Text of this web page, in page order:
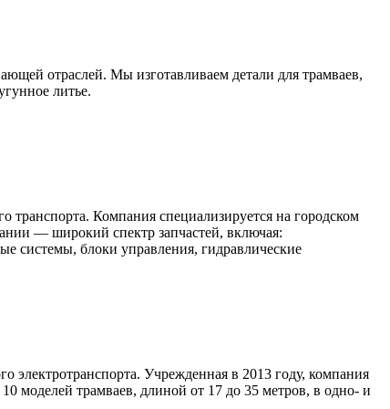
отраслей. Мы изготавливаем детали для трамваев,
литье.
транспорта. Компания специализируется на городском
— широкий спектр запчастей, включая:
системы, блоки управления, гидравлические
Учрежденная в 2013 году, компания
моделей трамваев, длиной от 17 до 35 метров, в одно- и